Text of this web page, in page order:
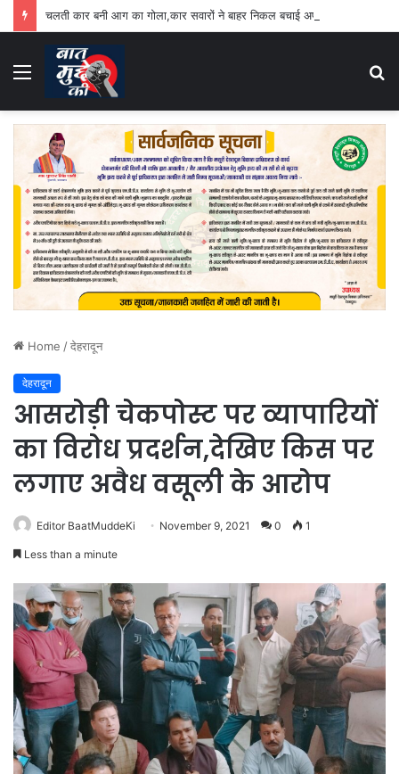
चलती कार बनी आग का गोला,कार सवारों ने बाहर निकल बचाई अपनी जान
Menu
Home /देहरादून
देहरादून
आसरोड़ी चेकपोस्ट पर व्यापारियों
का विरोध प्रदर्शन,देखिए किस पर
लगाए अवैध वसूली के आरोप
Editor BaatMuddeKi November 9, 2021 0 1
Less than a minute